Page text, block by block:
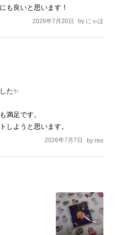
も良いと思います！
2026年7月20日 by にゃほ
た✨
満足です。
しようと思います。
2026年7月7日 by reo